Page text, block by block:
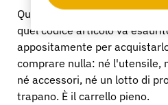
Quando viene a mancare un
quel codice articolo va
appositamente per
comprare nulla: né l'utensile,
né accessori, né un lotto di
trapano. È il carrello pieno.